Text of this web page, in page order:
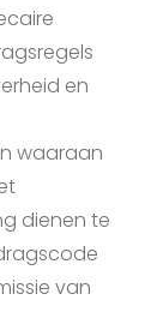
en
waaraan
dienen te
van